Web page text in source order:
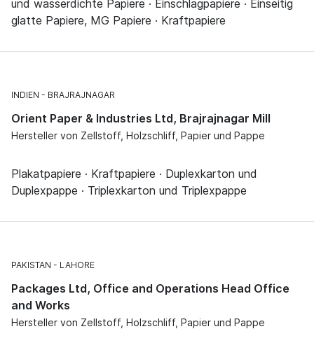
und wasserdichte Papiere · Einschlagpapiere · Einseitig
glatte Papiere, MG Papiere · Kraftpapiere
INDIEN BRAJRAJNAGAR
Orient Paper & Industries Ltd, Brajrajnagar Mill
Hersteller von Zellstoff, Holzschliff, Papier und Pappe
Plakatpapiere · Kraftpapiere · Duplexkarton und
Duplexpappe · Triplexkarton und Triplexpappe
PAKISTAN LAHORE
Packages Ltd, Office and Operations Head Office
and Works
Hersteller von Zellstoff, Holzschliff, Papier und Pappe